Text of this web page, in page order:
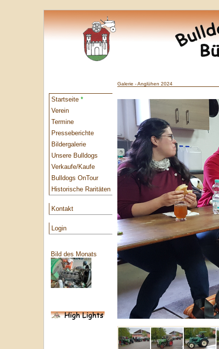
Startseite *
Verein
Termine
Presseberichte
Bildergalerie
Unsere Bulldogs
Verkaufe/Kaufe
Bulldogs OnTour
Historische Raritäten
Kontakt
Login
Bild des Monats
Galerie - Anglühen 2024